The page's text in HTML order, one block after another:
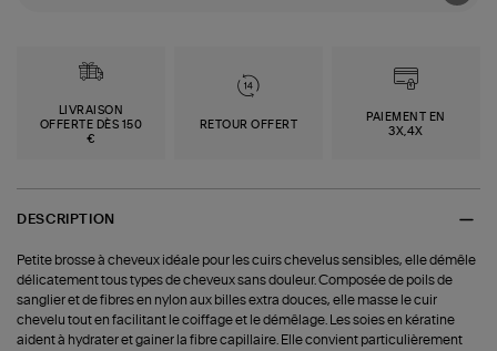
LIVRAISON
OFFERTE DÈS 150
€
RETOUR OFFERT
PAIEMENT EN
3X,4X
DESCRIPTION
Petite brosse à cheveux idéale pour les cuirs chevelus sensibles, elle démêle
délicatement tous types de cheveux sans douleur. Composée de poils de
sanglier et de fibres en nylon aux billes extra douces, elle masse le cuir
chevelu tout en facilitant le coiffage et le démêlage. Les soies en kératine
aident à hydrater et gainer la fibre capillaire. Elle convient particulièrement